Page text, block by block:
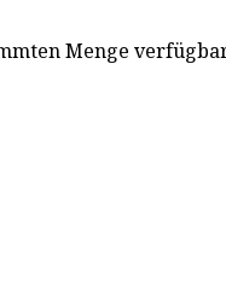
Menge